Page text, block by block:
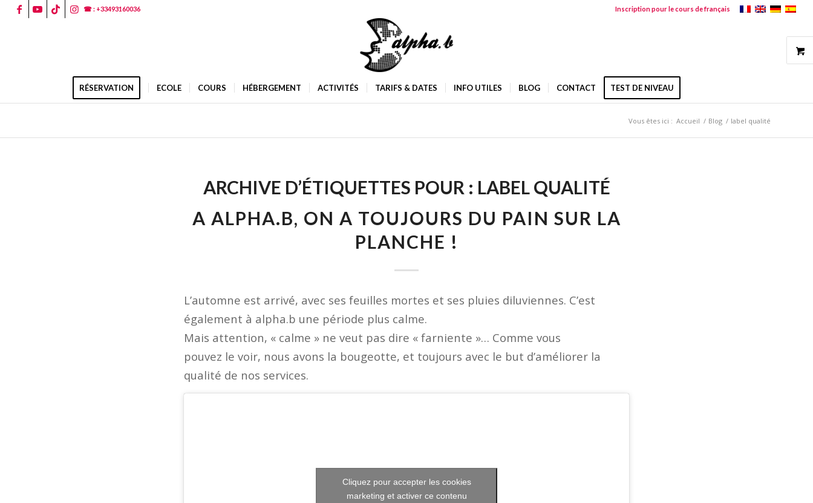
Inscription pour le cours de français
☎ : +33493160036
RÉSERVATION ECOLE COURS HÉBERGEMENT ACTIVITÉS TARIFS & DATES INFO UTILES BLOG CONTACT TEST DE NIVEAU
Vous êtes ici : Accueil / Blog / label qualité
ARCHIVE D’ÉTIQUETTES POUR : LABEL QUALITÉ
A ALPHA.B, ON A TOUJOURS DU PAIN SUR LA
PLANCHE !
L’automne est arrivé, avec ses feuilles mortes et ses pluies diluviennes. C’est
également à alpha.b une période plus calme.
Mais attention, « calme » ne veut pas dire « farniente »… Comme vous
pouvez le voir, nous avons la bougeotte, et toujours avec le but d’améliorer la
qualité de nos services.
Cliquez pour accepter les cookies
marketing et activer ce contenu